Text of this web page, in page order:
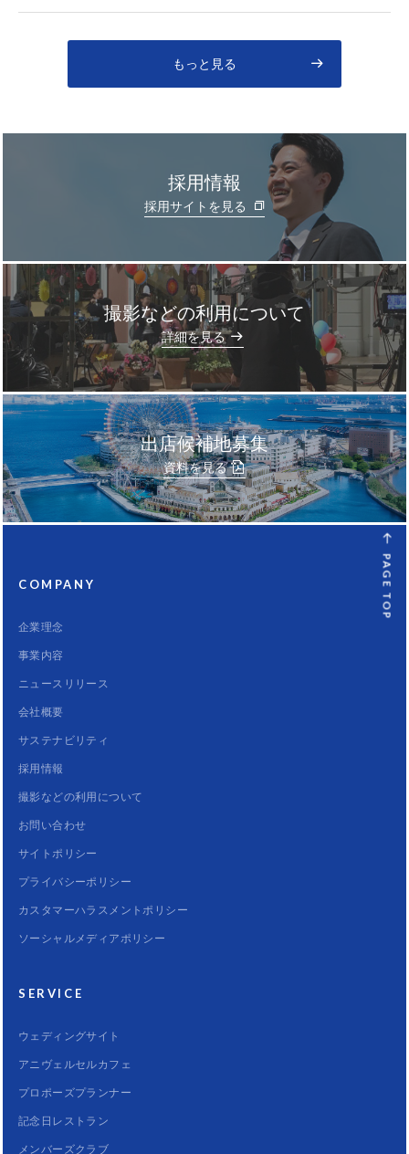
もっと見る
採用情報
採用サイトを見る
撮影などの利用について
詳細を見る
出店候補地募集
資料を見る
PAGE TOP
COMPANY
企業理念
事業内容
ニュースリリース
会社概要
サステナビリティ
採用情報
撮影などの利用について
お問い合わせ
サイトポリシー
プライバシーポリシー
カスタマーハラスメントポリシー
ソーシャルメディアポリシー
SERVICE
ウェディングサイト
アニヴェルセルカフェ
プロポーズプランナー
記念日レストラン
メンバーズクラブ